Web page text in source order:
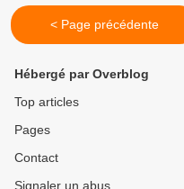
< Page précédente
Hébergé par Overblog
Top articles
Pages
Contact
Signaler un abus